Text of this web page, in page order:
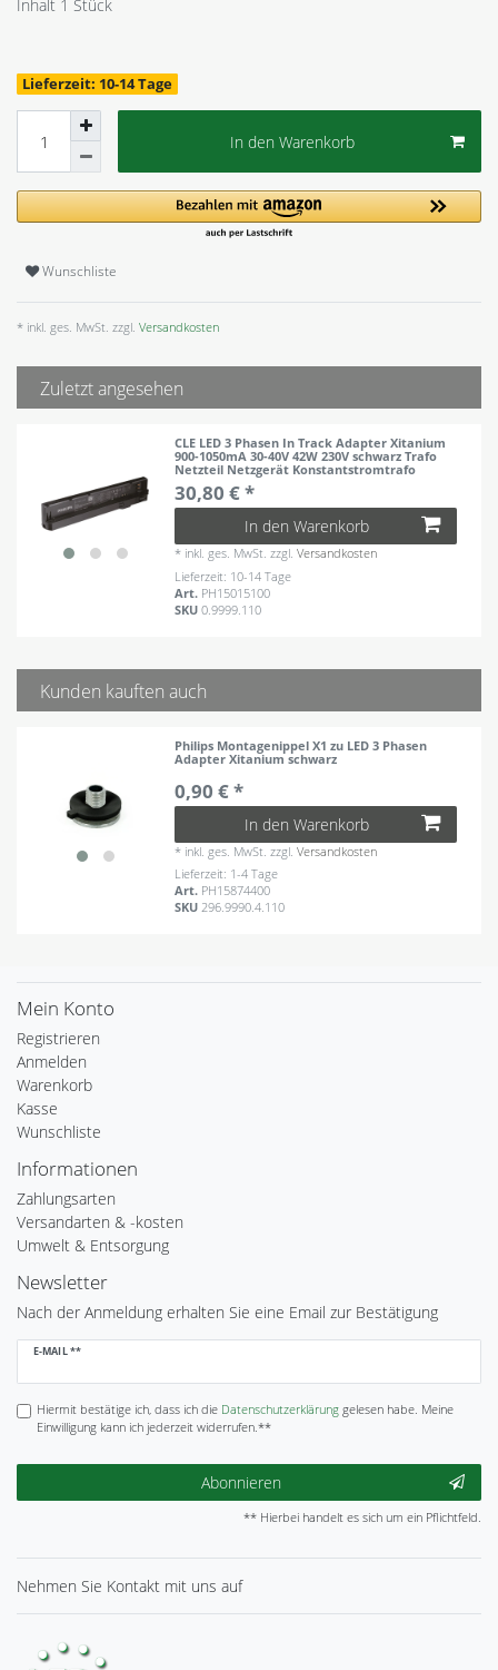
Inhalt 1 Stück
Lieferzeit: 10-14 Tage
In den Warenkorb
Wunschliste
* inkl. ges. MwSt. zzgl. Versandkosten
Zuletzt angesehen
CLE LED 3 Phasen In Track Adapter Xitanium
900-1050mA 30-40V 42W 230V schwarz Trafo
Netzteil Netzgerät Konstantstromtrafo
30,80 € *
In den Warenkorb
* inkl. ges. MwSt. zzgl.Versandkosten
Lieferzeit: 10-14 Tage
Art. PH15015100
SKU0.9999.110
Kunden kauften auch
Philips Montagenippel X1 zu LED 3 Phasen
Adapter Xitanium schwarz
0,90 € *
In den Warenkorb
* inkl. ges. MwSt. zzgl.Versandkosten
Lieferzeit: 1-4 Tage
Art. PH15874400
SKU296.9990.4.110
Mein Konto
Registrieren
Anmelden
Warenkorb
Kasse
Wunschliste
Informationen
Zahlungsarten
Versandarten & -kosten
Umwelt & Entsorgung
Newsletter
Nach der Anmeldung erhalten Sie eine Email zur Bestätigung
E-MAIL **
Newsletter
Hiermit bestätige ich, dass ich die Daten­schutz­erklärunggelesen habe. Meine
Einwilligung kann ich jederzeit widerrufen.**
Abonnieren
** Hierbei handelt es sich um ein Pflichtfeld.
Nehmen Sie Kontakt mit uns auf